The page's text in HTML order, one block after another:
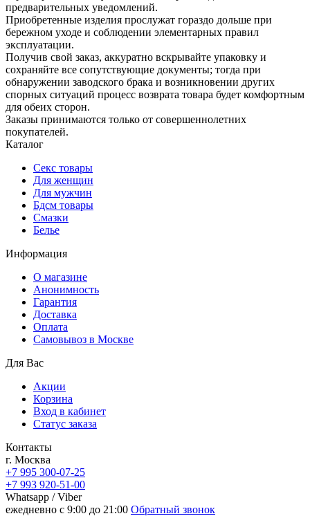
предварительных уведомлений.
Приобретенные изделия прослужат гораздо дольше при
бережном уходе и соблюдении элементарных правил
эксплуатации.
Получив свой заказ, аккуратно вскрывайте упаковку и
сохраняйте все сопутствующие документы; тогда при
обнаружении заводского брака и возникновении других
спорных ситуаций процесс возврата товара будет комфортным
для обеих сторон.
Заказы принимаются только от совершеннолетних
покупателей.
Каталог
Секс товары
Для женщин
Для мужчин
Бдсм товары
Смазки
Белье
Информация
О магазине
Анонимность
Гарантия
Доставка
Oплата
Самовывоз в Москве
Для Вас
Акции
Корзина
Вход в кабинет
Статус заказа
Контакты
г. Москва
+7 995 300-07-25
+7 993 920-51-00
Whatsapp / Viber
ежедневно с 9:00 до 21:00 Обратный звонок